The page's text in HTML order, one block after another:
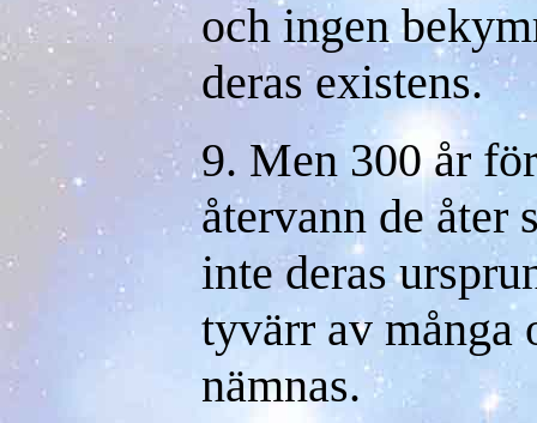
och ingen
deras existens.
9. Men 300 år
återvann de åter
inte deras
tyvärr av många
nämnas.